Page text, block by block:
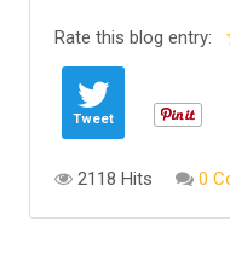
Rate this blog entry:
Tweet
2118 Hits 0